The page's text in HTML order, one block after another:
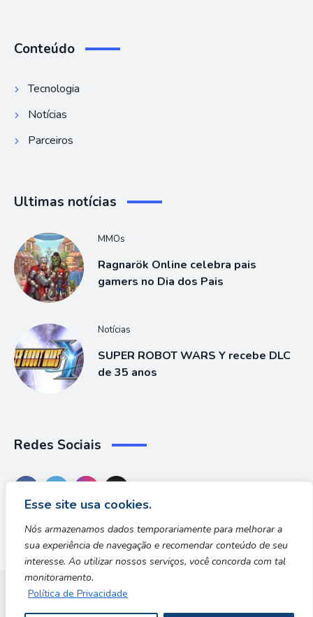
Esse site usa cookies.
Nós armazenamos dados temporariamente para melhorar a
sua experiência de navegação e recomendar conteúdo de seu
interesse. Ao utilizar nossos serviços, você concorda com tal
monitoramento.
Política de Privacidade
Conteúdo
Tecnologia
Notícias
Parceiros
Ultimas notícias
MMOs
Ragnarök Online celebra pais
gamers no Dia dos Pais
Notícias
SUPER ROBOT WARS Y recebe DLC
de 35 anos
Redes Sociais